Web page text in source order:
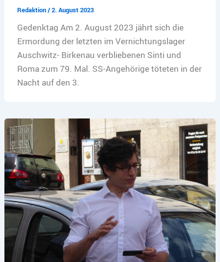
Redaktion/2. August 2023
Gedenktag Am 2. August 2023 jährt sich die
Ermordung der letzten im Vernichtungslager
Auschwitz- Birkenau verbliebenen Sinti und
Roma zum 79. Mal. SS-Angehörige töteten in der
Nacht auf den 3.